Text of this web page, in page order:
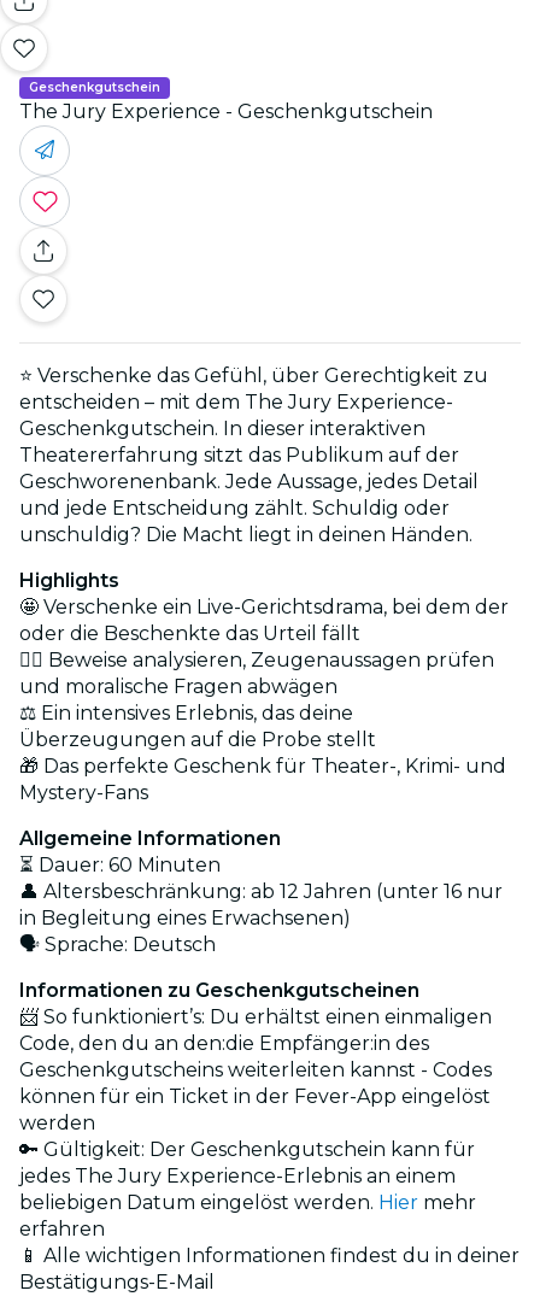
Geschenkgutschein
The Jury Experience - Geschenkgutschein
⭐ Verschenke das Gefühl, über Gerechtigkeit zu
entscheiden – mit dem The Jury Experience-
Geschenkgutschein. In dieser interaktiven
Theatererfahrung sitzt das Publikum auf der
Geschworenenbank. Jede Aussage, jedes Detail
und jede Entscheidung zählt. Schuldig oder
unschuldig? Die Macht liegt in deinen Händen.
Highlights
🤩 Verschenke ein Live-Gerichtsdrama, bei dem der
oder die Beschenkte das Urteil fällt
🕵️‍♂️ Beweise analysieren, Zeugenaussagen prüfen
und moralische Fragen abwägen
⚖️ Ein intensives Erlebnis, das deine
Überzeugungen auf die Probe stellt
🎁 Das perfekte Geschenk für Theater-, Krimi- und
Mystery-Fans
Allgemeine Informationen
⏳ Dauer: 60 Minuten
👤 Altersbeschränkung: ab 12 Jahren (unter 16 nur
in Begleitung eines Erwachsenen)
🗣️ Sprache: Deutsch
Informationen zu Geschenkgutscheinen
📨 So funktioniert’s: Du erhältst einen einmaligen
Code, den du an den:die Empfänger:in des
Geschenkgutscheins weiterleiten kannst - Codes
können für ein Ticket in der Fever-App eingelöst
werden
🔑 Gültigkeit: Der Geschenkgutschein kann für
jedes The Jury Experience-Erlebnis an einem
beliebigen Datum eingelöst werden. Hier mehr
erfahren
📱 Alle wichtigen Informationen findest du in deiner
Bestätigungs-E-Mail